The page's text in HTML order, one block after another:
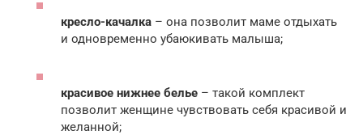
кресло-качалка – она позволит маме отдыхать
и одновременно убаюкивать малыша;
красивое нижнее белье – такой комплект
позволит женщине чувствовать себя красивой и
желанной;